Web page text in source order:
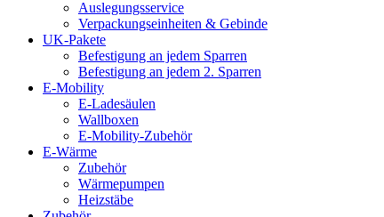
Auslegungsservice
Verpackungseinheiten & Gebinde
UK-Pakete
Befestigung an jedem Sparren
Befestigung an jedem 2. Sparren
E-Mobility
E-Ladesäulen
Wallboxen
E-Mobility-Zubehör
E-Wärme
Zubehör
Wärmepumpen
Heizstäbe